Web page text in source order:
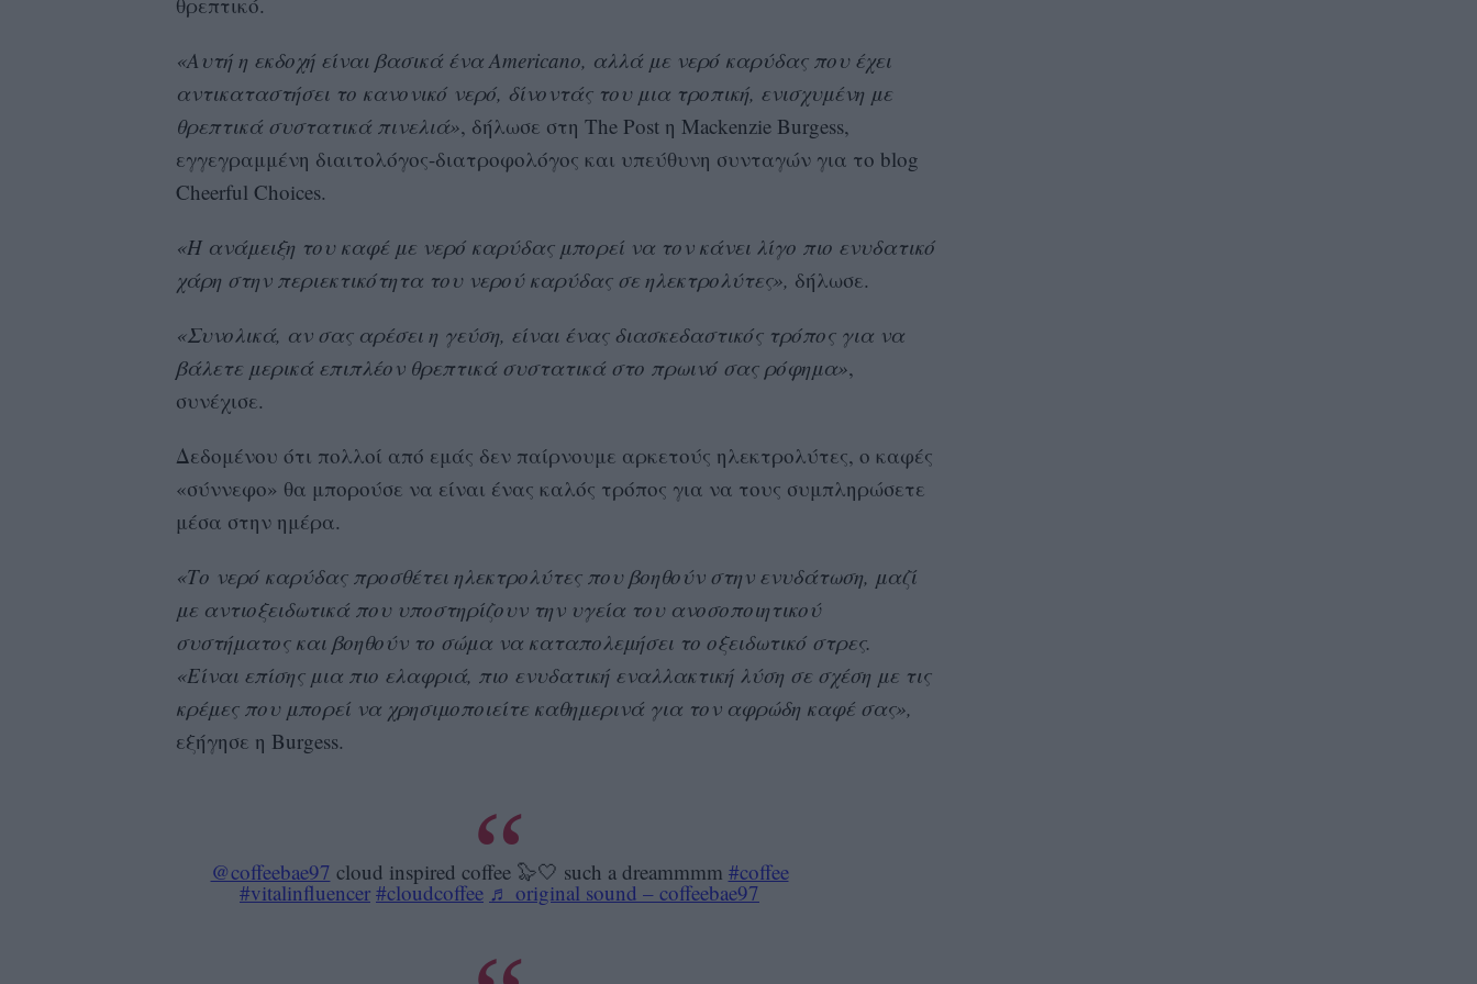
«Αυτή η εκδοχή είναι βασικά ένα Americano, αλλά με νερό καρύδας που έχει
αντικαταστήσει το κανονικό νερό, δίνοντάς του μια τροπική, ενισχυμένη με
θρεπτικά συστατικά πινελιά», δήλωσε στη The Post η Mackenzie Burgess,
εγγεγραμμένη διαιτολόγος-διατροφολόγος και υπεύθυνη συνταγών για το blog
Cheerful Choices.
«Η ανάμειξη του καφέ με νερό καρύδας μπορεί να τον κάνει λίγο πιο ενυδατικό
χάρη στην περιεκτικότητα του νερού καρύδας σε ηλεκτρολύτες», δήλωσε.
«Συνολικά, αν σας αρέσει η γεύση, είναι ένας διασκεδαστικός τρόπος για να
βάλετε μερικά επιπλέον θρεπτικά συστατικά στο πρωινό σας ρόφημα»,
συνέχισε.
Δεδομένου ότι πολλοί από εμάς δεν παίρνουμε αρκετούς ηλεκτρολύτες, ο καφές
«σύννεφο» θα μπορούσε να είναι ένας καλός τρόπος για να τους συμπληρώσετε
μέσα στην ημέρα.
«Το νερό καρύδας προσθέτει ηλεκτρολύτες που βοηθούν στην ενυδάτωση, μαζί
με αντιοξειδωτικά που υποστηρίζουν την υγεία του ανοσοποιητικού
συστήματος και βοηθούν το σώμα να καταπολεμήσει το οξειδωτικό στρες.
«Είναι επίσης μια πιο ελαφριά, πιο ενυδατική εναλλακτική λύση σε σχέση με τις
κρέμες που μπορεί να χρησιμοποιείτε καθημερινά για τον αφρώδη καφέ σας»,
εξήγησε η Burgess.
@coffeebae97 cloud inspired coffee 🦭🤍 such a dreammmm #coffee
#vitalinfluencer #cloudcoffee ♬ original sound – coffeebae97